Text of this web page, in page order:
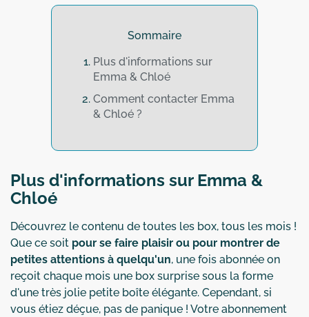
Sommaire
Plus d'informations sur
Emma & Chloé
Comment contacter Emma
& Chloé ?
Plus d'informations sur Emma &
Chloé
Découvrez le contenu de toutes les box, tous les mois !
Que ce soit pour se faire plaisir ou pour montrer de
petites attentions à quelqu'un, une fois abonnée on
reçoit chaque mois une box surprise sous la forme
d'une très jolie petite boîte élégante. Cependant, si
vous étiez déçue, pas de panique ! Votre abonnement